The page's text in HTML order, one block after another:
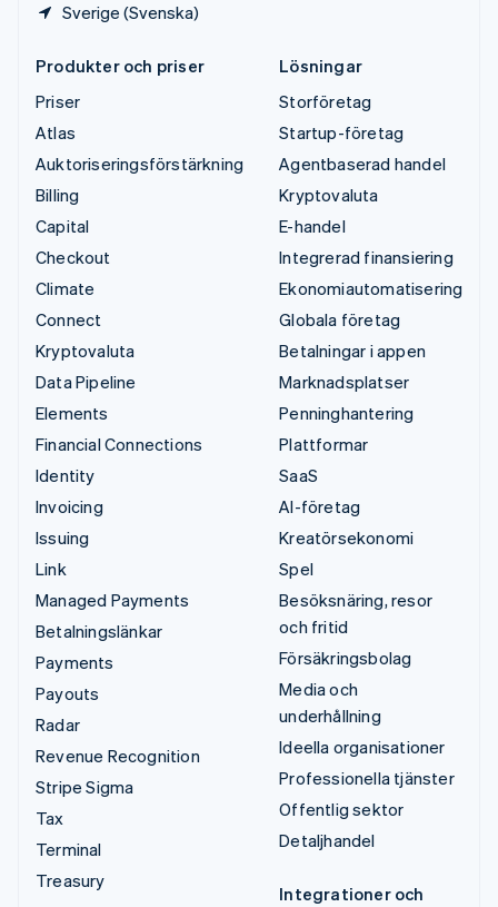
Sverige (Svenska)
Produkter och priser
Priser
Atlas
Auktoriseringsförstärkning
Billing
Capital
Checkout
Climate
Connect
Kryptovaluta
Data Pipeline
Elements
Financial Connections
Identity
Invoicing
Issuing
Link
Managed Payments
Betalningslänkar
Payments
Payouts
Radar
Revenue Recognition
Stripe Sigma
Tax
Terminal
Treasury
Lösningar
Storföretag
Startup-företag
Agentbaserad handel
Kryptovaluta
E-handel
Integrerad finansiering
Ekonomiautomatisering
Globala företag
Betalningar i appen
Marknadsplatser
Penninghantering
Plattformar
SaaS
AI-företag
Kreatörsekonomi
Spel
Besöksnäring, resor
och fritid
Försäkringsbolag
Media och
underhållning
Ideella organisationer
Professionella tjänster
Offentlig sektor
Detaljhandel
Integrationer och